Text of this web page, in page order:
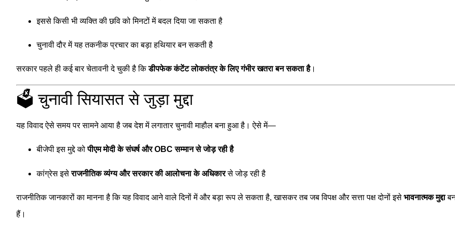
इससे किसी भी व्यक्ति की छवि को मिनटों में बदल दिया जा सकता है
चुनावी दौर में यह तकनीक प्रचार का बड़ा हथियार बन सकती है
सरकार पहले ही कई बार चेतावनी दे चुकी है किडीपफेक कंटेंट लोकतंत्र के लिए गंभीर खतरा बन सकता है।
🗳️ चुनावी सियासत से जुड़ा मुद्दा
यह विवाद ऐसे समय पर सामने आया है जब देश में लगातार चुनावी माहौल बना हुआ है। ऐसे में—
बीजेपी इस मुद्दे कोपीएम मोदी के संघर्ष और OBC सम्मान से जोड़ रही है
कांग्रेस इसेराजनीतिक व्यंग्य और सरकार की आलोचना के अधिकारसे जोड़ रही है
राजनीतिक जानकारों का मानना है कि यह विवाद आने वाले दिनों में और बड़ा रूप ले सकता है, खासकर तब जब विपक्ष और सत्ता पक्ष दोनों इसे भावनात्मक मुद्दा
हैं।